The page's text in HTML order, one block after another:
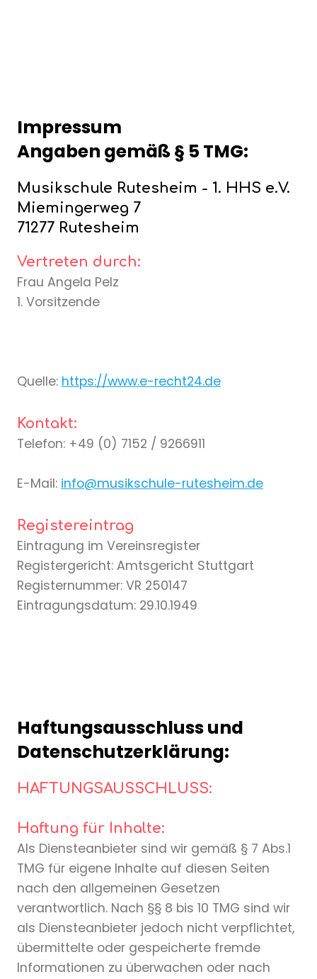
Impressum
Angaben gemäß § 5 TMG:
Musikschule Rutesheim - 1. HHS e.V.
Miemingerweg 7
71277 Rutesheim
Vertreten durch:
Frau Angela Pelz
1. Vorsitzende
Quelle: https://www.e-recht24.de
Kontakt:
Telefon: +49 (0) 7152 / 9266911
E-Mail: info@musikschule-rutesheim.de
Registereintrag
Eintragung im Vereinsregister
Registergericht: Amtsgericht Stuttgart
Registernummer: VR 250147
Eintragungsdatum: 29.10.1949
Haftungsausschluss und
Datenschutzerklärung:
HAFTUNGSAUSSCHLUSS:
Haftung für Inhalte:
Als Diensteanbieter sind wir gemäß § 7 Abs.1
TMG für eigene Inhalte auf diesen Seiten
nach den allgemeinen Gesetzen
verantwortlich. Nach §§ 8 bis 10 TMG sind wir
als Diensteanbieter jedoch nicht verpflichtet,
übermittelte oder gespeicherte fremde
Informationen zu überwachen oder nach